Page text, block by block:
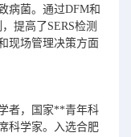
病菌。通过DFM和
提高了SERS检测
现场管理决策方面
者，国家**青年科
科学家。入选合肥